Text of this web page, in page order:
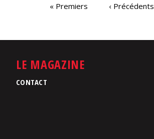
« Premiers ‹ Précédents
LE MAGAZINE
CONTACT